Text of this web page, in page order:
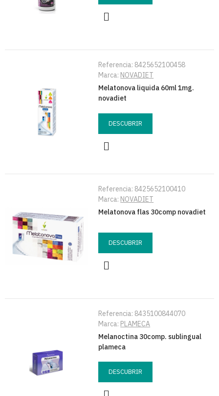
Referencia: 8425652100458
Marca: NOVADIET
Melatonova liquida 60ml 1mg.
novadiet
DESCUBRIR
Referencia: 8425652100410
Marca: NOVADIET
Melatonova flas 30comp novadiet
DESCUBRIR
Referencia: 8435100844070
Marca: PLAMECA
Melanoctina 30comp. sublingual
plameca
DESCUBRIR